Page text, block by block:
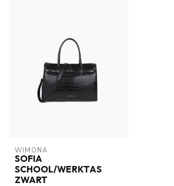
WIMONA
SOFIA
SCHOOL/WERKTAS
ZWART